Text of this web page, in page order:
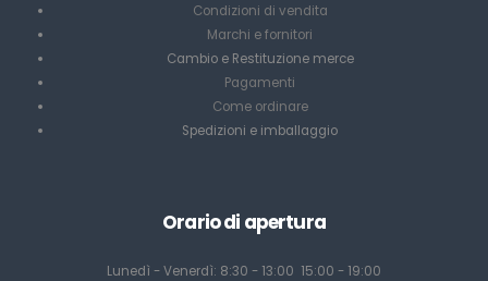
Condizioni di vendita
Marchi e fornitori
Cambio e Restituzione merce
Pagamenti
Come ordinare
Spedizioni e imballaggio
Orario di apertura
Lunedì - Venerdì: 8:30 - 13:00 15:00 - 19:00